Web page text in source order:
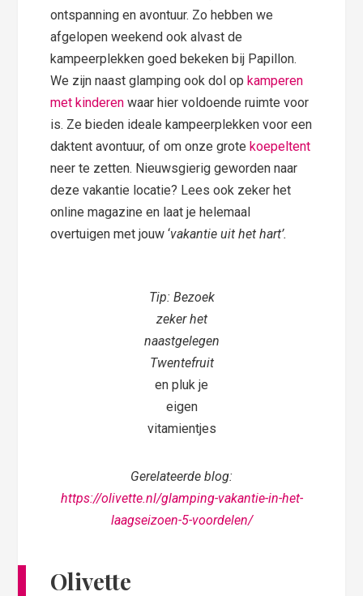
ontspanning en avontuur. Zo hebben we
afgelopen weekend ook alvast de
kampeerplekken goed bekeken bij Papillon.
We zijn naast glamping ook dol opkamperen
met kinderen waar hier voldoende ruimte voor
is. Ze bieden ideale kampeerplekken voor een
daktent avontuur, of om onze grotekoepeltent
neer te zetten. Nieuwsgierig geworden naar
deze vakantie locatie? Lees ook zeker het
online magazine en laat je helemaal
overtuigen met jouw ‘vakantie uit het hart’.
Tip: Bezoek
zeker het
naastgelegen
Twentefruit
en pluk je
eigen
vitamientjes
Gerelateerde blog:
https://olivette.nl/glamping-vakantie-in-het-
laagseizoen-5-voordelen/
Olivette